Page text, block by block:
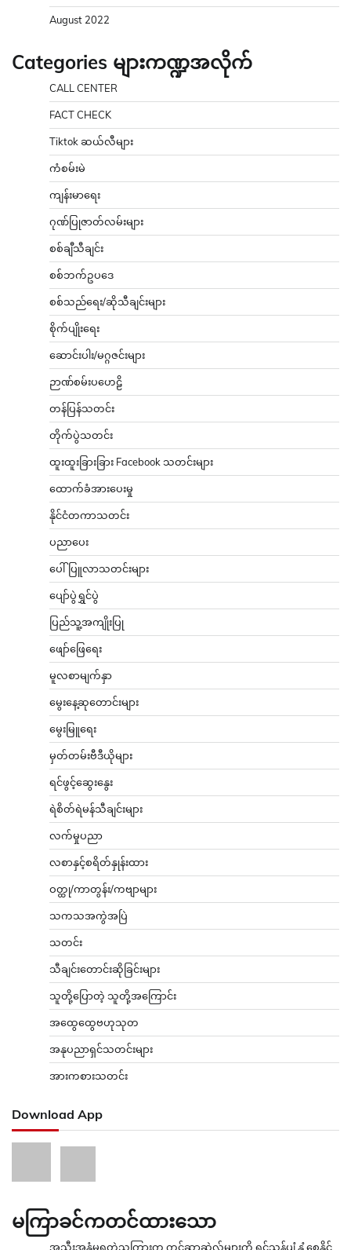
August 2022
Categories များကဏ္ဍအလိုက်
CALL CENTER
FACT CHECK
Tiktok ဆယ်လီများ
ကံစမ်းမဲ
ကျန်းမာရေး
ဂုဏ်ပြုဇာတ်လမ်းများ
စစ်ချီသီချင်း
စစ်ဘက်ဥပဒေ
စစ်သည်ရေး/ဆိုသီချင်းများ
စိုက်ပျိုးရေး
ဆောင်းပါး/မဂ္ဂဇင်းများ
ဉာဏ်စမ်းပဟေဠိ
တန်ပြန်သတင်း
တိုက်ပွဲသတင်း
ထူးထူးခြားခြား Facebook သတင်းများ
ထောက်ခံအားပေးမှု
နိုင်ငံတကာသတင်း
ပညာပေး
ပေါ်ပြူလာသတင်းများ
ပျော်ပွဲရွှင်ပွဲ
ပြည်သူ့အကျိုးပြု
ဖျော်ဖြေရေး
မူလစာမျက်နှာ
မွေးနေ့ဆုတောင်းများ
မွေးမြူရေး
မှတ်တမ်းဗီဒီယိုများ
ရင်ဖွင့်ဆွေးနွေး
ရဲစိတ်ရဲမန်သီချင်းများ
လက်မှုပညာ
လစာနှင့်စရိတ်နှုန်းထား
ဝတ္ထု/ကာတွန်း/ကဗျာများ
သကသအကွဲအပြဲ
သတင်း
သီချင်းတောင်းဆိုခြင်းများ
သူတို့ပြောတဲ့ သူတို့အကြောင်း
အထွေထွေဗဟုသုတ
အနုပညာရှင်သတင်းများ
အားကစားသတင်း
Download App
မကြာခင်ကတင်ထားသော
အသီးအနှံမှရတဲ့သကြားက ကင်ဆာဆဲလ်များကို ရှင်သန်ပျံ့နှံ့စေနိုင်